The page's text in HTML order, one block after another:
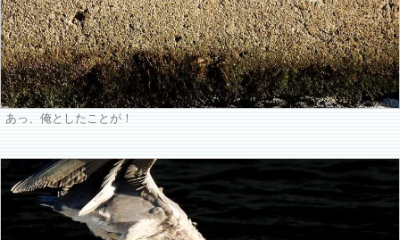
あっ、俺としたことが！